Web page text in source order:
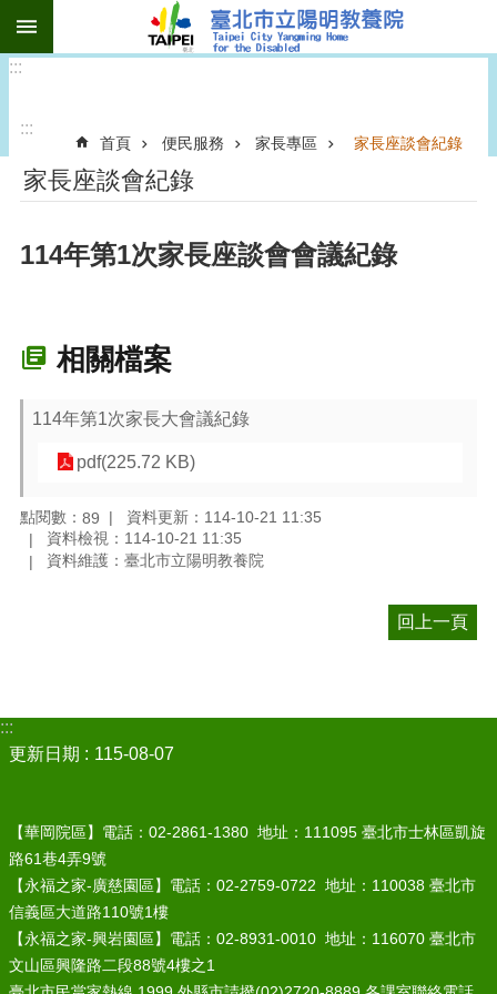
跳到主要內容區塊
:::
:::
首頁 便民服務 家長專區 家長座談會紀錄
家長座談會紀錄
114年第1次家長座談會會議紀錄
相關檔案
114年第1次家長大會議紀錄
pdf(225.72 KB)
點閱數： 89
資料更新：114-10-21 11:35
資料檢視：114-10-21 11:35
資料維護：臺北市立陽明教養院
回上一頁
:::
更新日期
115-08-07
【華岡院區】電話：02-2861-1380 地址：111095 臺北市士林區凱旋
路61巷4弄9號
【永福之家-廣慈園區】電話：02-2759-0722 地址：110038 臺北市
信義區大道路110號1樓
【永福之家-興岩園區】電話：02-8931-0010 地址：116070 臺北市
文山區興隆路二段88號4樓之1